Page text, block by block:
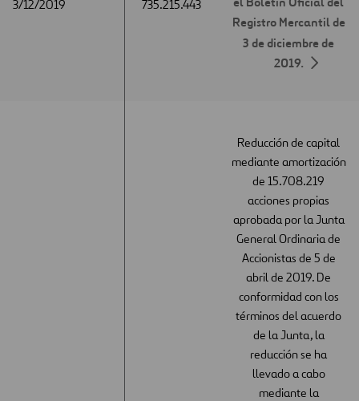
3/12/2019
3/12/2019 735.215.443
Registro Mercantil de
3 de diciembre de
2019.
Reducción de capital
mediante amortización
de 15.708.219
acciones propias
aprobada por la Junta
General Ordinaria de
Accionistas de 5 de
abril de 2019. De
conformidad con los
términos del acuerdo
de la Junta, la
reducción se ha
llevado a cabo
mediante la